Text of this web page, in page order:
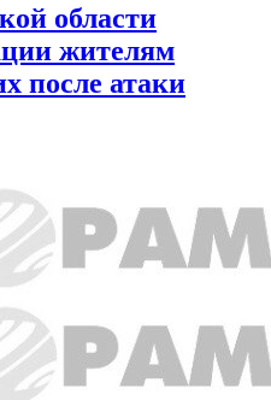
области
жителям
после атаки